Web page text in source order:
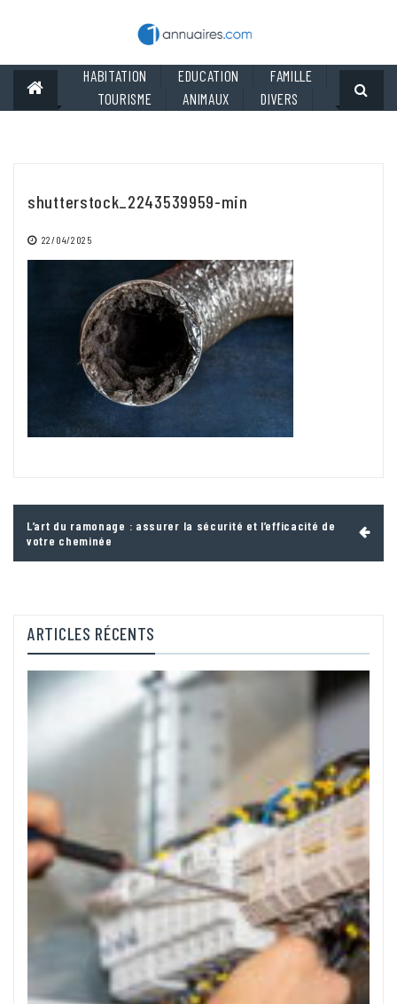
HABITATION EDUCATION
FAMILLE
TOURISME
ANIMAUX DIVERS
shutterstock_2243539959-min
22/04/2025
de
l’article
L’art du ramonage : assurer la sécurité et l’efficacité de
votre cheminée
ARTICLES RÉCENTS